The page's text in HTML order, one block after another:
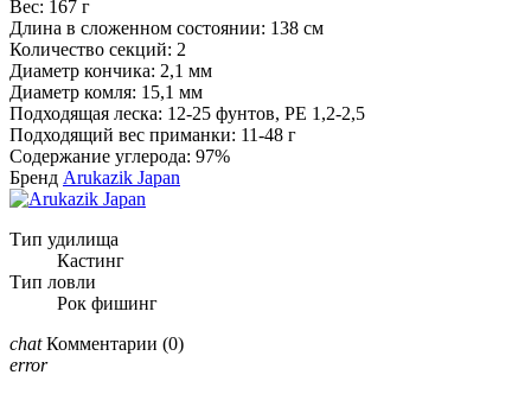
Вес: 167 г
Длина в сложенном состоянии: 138 см
Количество секций: 2
Диаметр кончика: 2,1 мм
Диаметр комля: 15,1 мм
Подходящая леска: 12-25 фунтов, PE 1,2-2,5
Подходящий вес приманки: 11-48 г
Содержание углерода: 97%
Бренд Arukazik Japan
Тип удилища
Кастинг
Тип ловли
Рок фишинг
chat Комментарии (0)
error